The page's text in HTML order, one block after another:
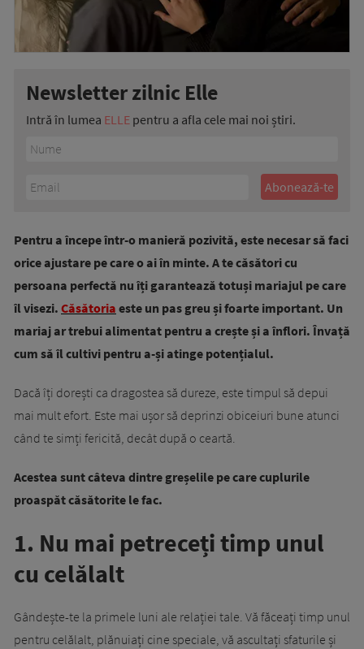
Newsletter zilnic Elle
Intră în lumea ELLE pentru a afla cele mai noi știri.
Pentru a începe într-o manieră pozivită, este necesar să faci
orice ajustare pe care o ai în minte. A te căsători cu
persoana perfectă nu îți garantează totuși mariajul pe care
îl visezi. Căsătoria este un pas greu și foarte important. Un
mariaj ar trebui alimentat pentru a crește și a înflori. Învață
cum să îl cultivi pentru a-și atinge potențialul.
Dacă îți dorești ca dragostea să dureze, este timpul să depui
mai mult efort. Este mai ușor să deprinzi obiceiuri bune atunci
când te simți fericită, decât după o ceartă.
Acestea sunt câteva dintre greșelile pe care cuplurile
proaspăt căsătorite le fac.
1. Nu mai petreceți timp unul
cu celălalt
Gândește-te la primele luni ale relației tale. Vă făceați timp unul
pentru celălalt, plănuiați cine speciale, vă ascultați sfaturile și